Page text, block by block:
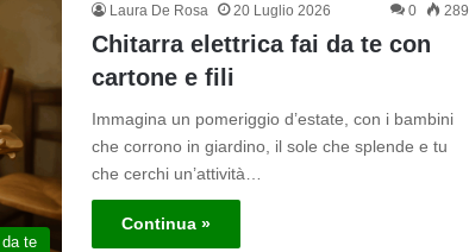
te
Laura De Rosa 20 Luglio 2026 0 289
Chitarra elettrica fai da te con
cartone e fili
Immagina un pomeriggio d’estate, con i bambini
che corrono in giardino, il sole che splende e tu
che cerchi un’attività…
Continua »